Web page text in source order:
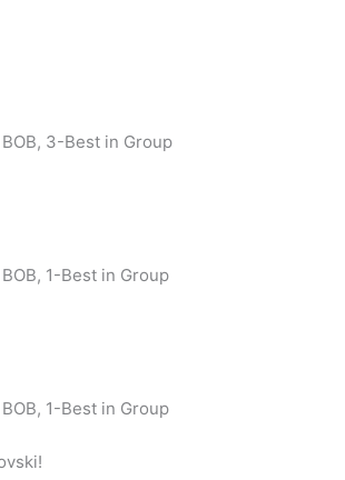
3-Best in Group
1-Best in Group
1-Best in Group